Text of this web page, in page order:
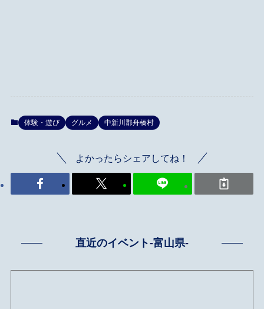
体験・遊び グルメ 中新川郡舟橋村
よかったらシェアしてね！
直近のイベント-富山県-